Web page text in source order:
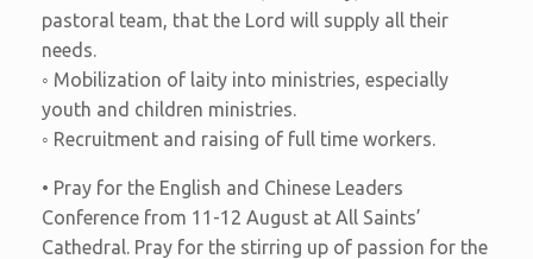
pastoral team, that the Lord will supply all their
needs.
◦ Mobilization of laity into ministries, especially
youth and children ministries.
◦ Recruitment and raising of full time workers.
• Pray for the English and Chinese Leaders
Conference from 11-12 August at All Saints’
Cathedral. Pray for the stirring up of passion for the